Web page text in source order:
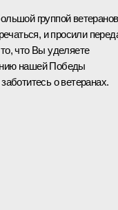
группой
и просили
что Вы уделяете
нашей Победы
о ветеранах.